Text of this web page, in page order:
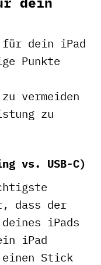
für dein iPad
Punkte
vermeiden
zu
vs. USB-C)
dass der
iPads
iPad
Stick